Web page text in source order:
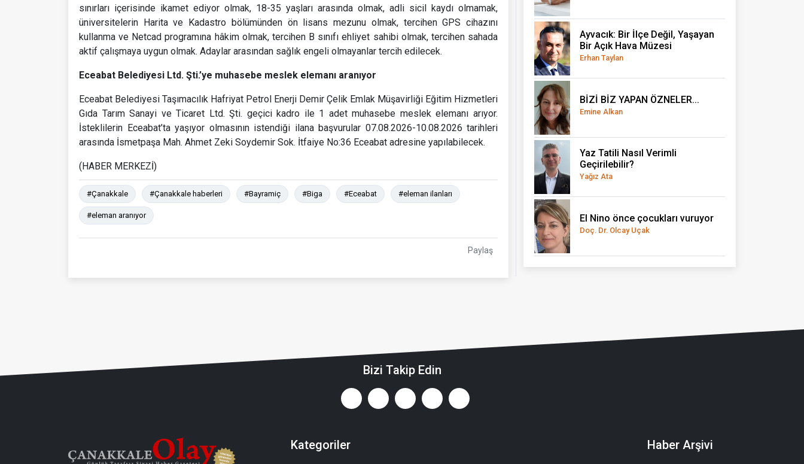
sınırları içerisinde ikamet ediyor olmak, 18-35 yaşları arasında olmak, adli sicil kaydı olmamak,
üniversitelerin Harita ve Kadastro bölümünden ön lisans mezunu olmak, tercihen GPS cihazını
kullanma ve Netcad programına hâkim olmak, tercihen B sınıfı ehliyet sahibi olmak, tercihen sahada
aktif çalışmaya uygun olmak. Adaylar arasından sağlık engeli olmayanlar tercih edilecek.
Eceabat Belediyesi Ltd. Şti.’ye muhasebe meslek elemanı aranıyor
Eceabat Belediyesi Taşımacılık Hafriyat Petrol Enerji Demir Çelik Emlak Müşavirliği Eğitim Hizmetleri
Gıda Tarım Sanayi ve Ticaret Ltd. Şti. geçici kadro ile 1 adet muhasebe meslek elemanı arıyor.
İsteklilerin Eceabat’ta yaşıyor olmasının istendiği ilana başvurular 07.08.2026-10.08.2026 tarihleri
arasında İsmetpaşa Mah. Ahmet Zeki Soydemir Sok. İtfaiye No:36 Eceabat adresine yapılabilecek.
(HABER MERKEZİ)
#Çanakkale #Çanakkale haberleri #Bayramiç #Biga #Eceabat #eleman ilanları
#eleman aranıyor
Paylaş
Ayvacık: Bir İlçe Değil, Yaşayan
Bir Açık Hava Müzesi
Erhan Taylan
BİZİ BİZ YAPAN ÖZNELER...
Emine Alkan
Yaz Tatili Nasıl Verimli
Geçirilebilir?
Yağız Ata
El Nino önce çocukları vuruyor
Doç. Dr. Olcay Uçak
Bizi Takip Edin
Kategoriler Haber Arşivi